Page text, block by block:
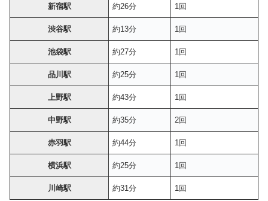
新宿駅 約26分 1回
渋谷駅 約13分 1回
池袋駅 約27分 1回
品川駅 約25分 1回
上野駅 約43分 1回
中野駅 約35分 2回
赤羽駅 約44分 1回
横浜駅 約25分 1回
川崎駅 約31分 1回